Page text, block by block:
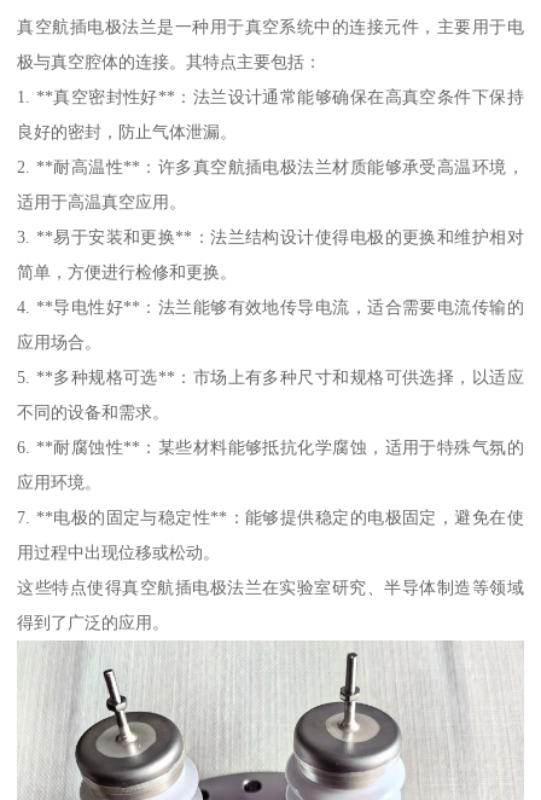
真空航插电极法兰是一种用于真空系统中的连接元件，主要用于电
极与真空腔体的连接。其特点主要包括：
1. **真空密封性好**：法兰设计通常能够确保在高真空条件下保持
良好的密封，防止气体泄漏。
2. **耐高温性**：许多真空航插电极法兰材质能够承受高温环境，
适用于高温真空应用。
3. **易于安装和更换**：法兰结构设计使得电极的更换和维护相对
简单，方便进行检修和更换。
4. **导电性好**：法兰能够有效地传导电流，适合需要电流传输的
应用场合。
5. **多种规格可选**：市场上有多种尺寸和规格可供选择，以适应
不同的设备和需求。
6. **耐腐蚀性**：某些材料能够抵抗化学腐蚀，适用于特殊气氛的
应用环境。
7. **电极的固定与稳定性**：能够提供稳定的电极固定，避免在使
用过程中出现位移或松动。
这些特点使得真空航插电极法兰在实验室研究、半导体制造等领域
得到了广泛的应用。